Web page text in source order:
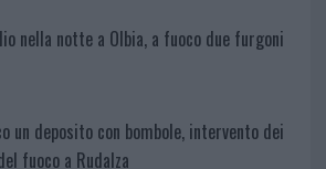
nella notte a Olbia, a fuoco due furgoni
un deposito con bombole, intervento dei
fuoco a Rudalza